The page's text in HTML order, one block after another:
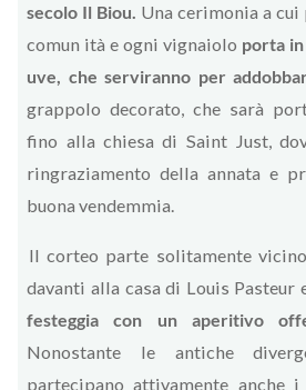
secolo Il Biou. Una cerimonia a
comun ità e ogni vignaiolo porta
uve, che serviranno per
grappolo decorato, che sarà
fino alla chiesa di Saint Just,
ringraziamento della annata e
buona vendemmia.
Il corteo parte solitamente
davanti alla casa di Louis Pasteur
festeggia con un aperitivo
Nonostante le antiche
partecipano attivamente anche